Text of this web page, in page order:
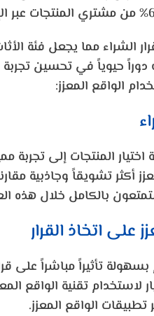
الشراء مما يجعل فئة
حيوياً في تحسين
الواقع المعزز:
المنتجات إلى تجربة
أكثر تشويقاً وجاذبية
بالكامل خلال هذه
على اتخاذ القرار
الواقع المعزز.